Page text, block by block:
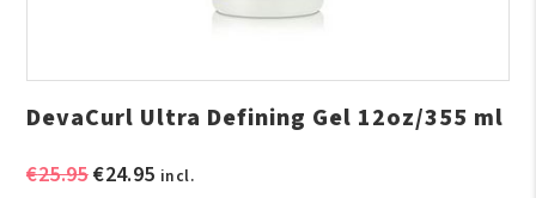
DevaCurl Ultra Defining Gel 12oz/355 ml
€25.95Oorspronkelijke
€24.95Huidige
incl.